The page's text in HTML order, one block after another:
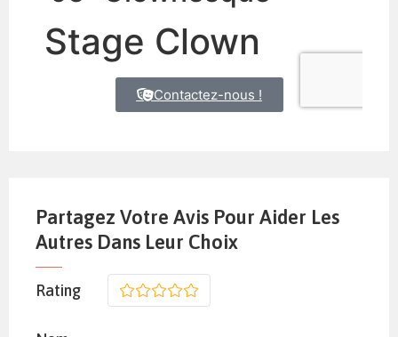
Partagez Votre Avis Pour Aider Les
Autres Dans Leur Choix
Rating 5
4
3
2